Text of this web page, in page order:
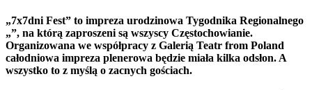
„7x7dni Fest” to impreza urodzinowa Tygodnika Regionalnego
„”, na którą zaproszeni są wszyscy Częstochowianie.
Organizowana we współpracy z Galerią Teatr from Poland
całodniowa impreza plenerowa będzie miała kilka odsłon. A
wszystko to z myślą o zacnych gościach.